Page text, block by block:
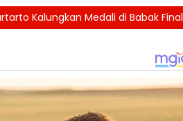
Kalungkan Medali di Babak Final